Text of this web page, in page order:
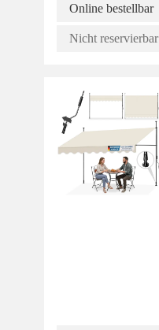
Online bestellbar
Nicht reservierbar